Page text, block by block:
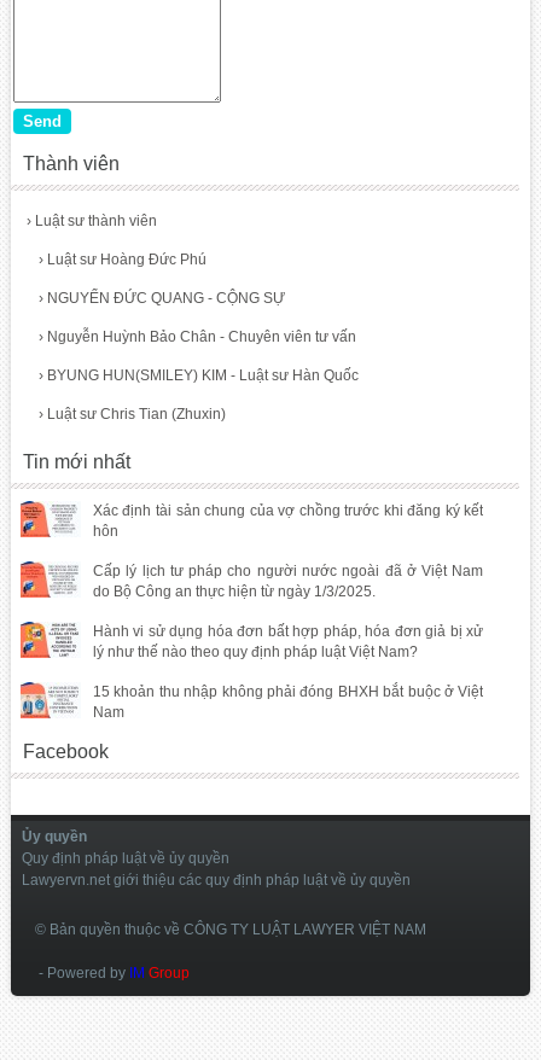
Ủy quyền
Quy định pháp luật về ủy quyền
Lawyervn.net giới thiệu các quy định pháp luật về ủy quyền
Thành viên
› Luật sư thành viên
› Luật sư Hoàng Đức Phú
› NGUYỂN ĐỨC QUANG - CỘNG SỰ
› Nguyễn Huỳnh Bảo Chân - Chuyên viên tư vấn
› BYUNG HUN(SMILEY) KIM - Luật sư Hàn Quốc
› Luật sư Chris Tian (Zhuxin)
Tin mới nhất
Xác định tài sản chung của vợ chồng trước khi đăng ký kết
hôn
Cấp lý lịch tư pháp cho người nước ngoài đã ở Việt Nam
do Bộ Công an thực hiện từ ngày 1/3/2025.
Hành vi sử dụng hóa đơn bất hợp pháp, hóa đơn giả bị xử
lý như thế nào theo quy định pháp luật Việt Nam?
15 khoản thu nhập không phải đóng BHXH bắt buộc ở Việt
Nam
Facebook
© Bản quyền thuộc về CÔNG TY LUẬT LAWYER VIỆT NAM
- Powered by IM Group